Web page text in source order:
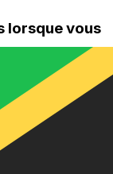
lorsque vous
internationaux
des devises,
de